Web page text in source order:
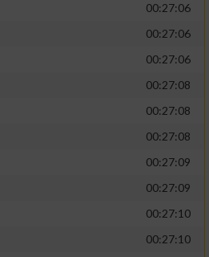
00:27:06
00:27:06
00:27:06
00:27:08
00:27:08
00:27:08
00:27:09
00:27:09
00:27:10
00:27:10